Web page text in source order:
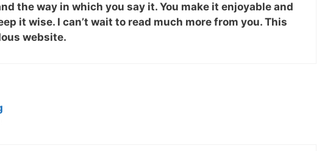
the way in which you say it. You make it enjoyable and
it wise. I can’t wait to read much more from you. This
website.